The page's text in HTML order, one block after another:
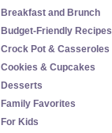
Breakfast and Brunch
Budget-Friendly Recipes
Crock Pot & Casseroles
Cookies & Cupcakes
Desserts
Family Favorites
For Kids